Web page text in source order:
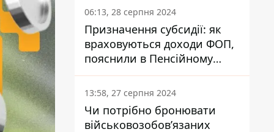
06:13, 28 серпня 2024
Призначення субсидії: як
враховуються доходи ФОП,
пояснили в Пенсійному
фонді
13:58, 27 серпня 2024
Чи потрібно бронювати
військовозобов’язаних